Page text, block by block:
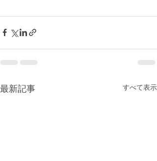
最新記事 すべて表示